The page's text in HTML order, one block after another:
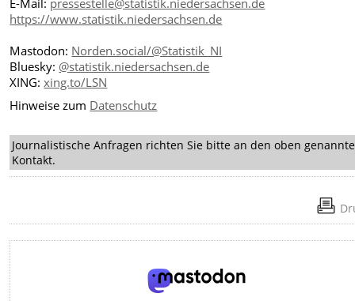
E-Mail: pressestelle@statistik.niedersachsen.de
https://www.statistik.niedersachsen.de
Mastodon: Norden.social/@Statistik_NI
Bluesky: @statistik.niedersachsen.de
XING:xing.to/LSN
Hinweise zum Datenschutz
Journalistische Anfragen richten Sie bitte an den oben
Kontakt.